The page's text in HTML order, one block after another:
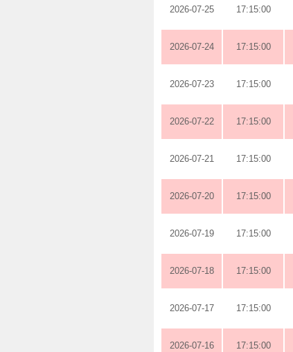
2026-07-25 17:15:00
2026-07-24 17:15:00
2026-07-23 17:15:00
2026-07-22 17:15:00
2026-07-21 17:15:00
2026-07-20 17:15:00
2026-07-19 17:15:00
2026-07-18 17:15:00
2026-07-17 17:15:00
2026-07-16 17:15:00